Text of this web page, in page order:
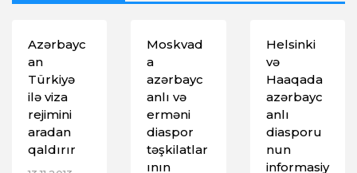
Azərbayc
an
Türkiyə
ilə viza
rejimini
aradan
qaldırır
Moskvad
a
azərbayc
anlı və
erməni
diaspor
təşkilatlar
ının
Helsinki
və
Haaqada
azərbayc
anlı
diasporu
nun
informasiy